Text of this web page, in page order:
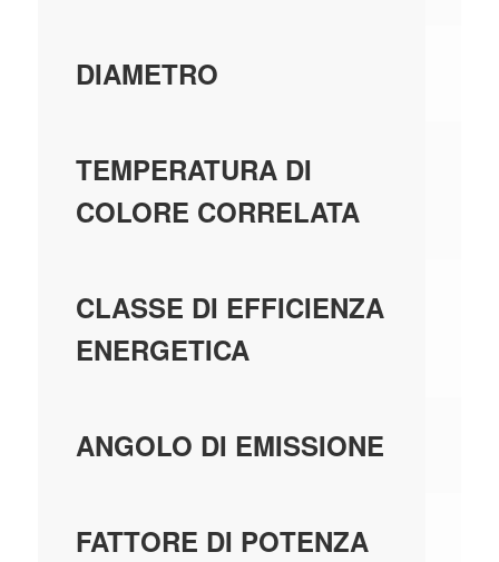
DIAMETRO
TEMPERATURA DI
COLORE CORRELATA
CLASSE DI EFFICIENZA
ENERGETICA
ANGOLO DI EMISSIONE
FATTORE DI POTENZA